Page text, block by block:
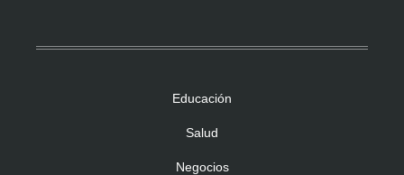
Educación
Salud
Negocios